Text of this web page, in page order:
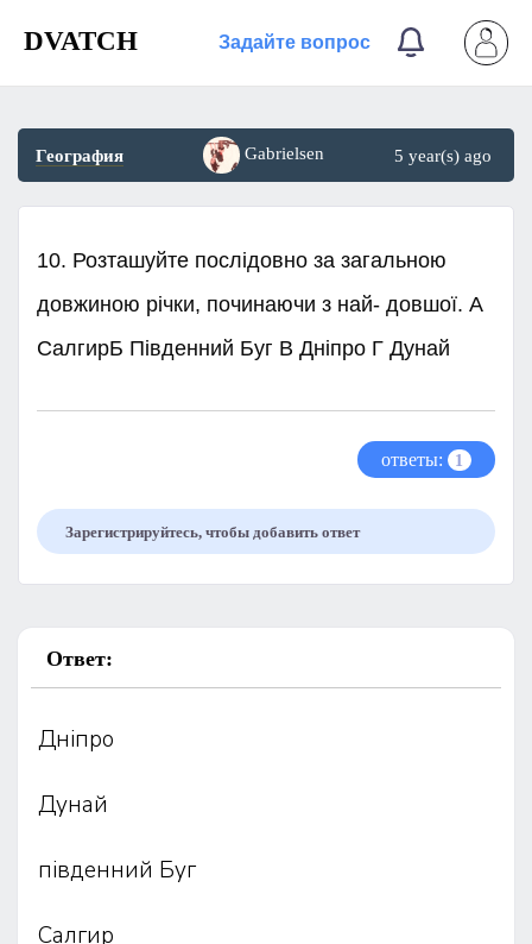
DVATCH Задайте вопрос
География Gabrielsen 5 year(s) ago
10. Розташуйте послідовно за загальною
довжиною річки, починаючи з най- довшої. A
СалгирБ Південний Буг В Дніпро Г Дунай
ответы: 1
Зарегистрируйтесь, чтобы добавить ответ
Ответ:
Дніпро
Дунай
південний Буг
Салгир